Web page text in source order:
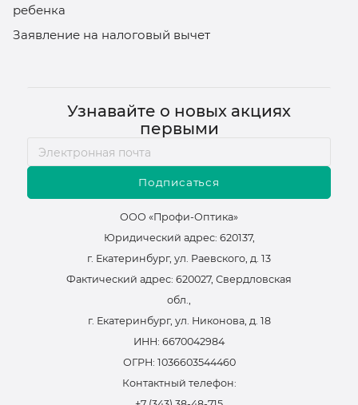
ребенка
Заявление на налоговый вычет
Узнавайте о новых акциях
первыми
Подписаться
ООО «Профи-Оптика»
Юридический адрес: 620137,
г. Екатеринбург, ул. Раевского, д. 13
Фактический адрес: 620027, Свердловская
обл.,
г. Екатеринбург, ул. Никонова, д. 18
ИНН: 6670042984
ОГРН: 1036603544460
Контактный телефон: